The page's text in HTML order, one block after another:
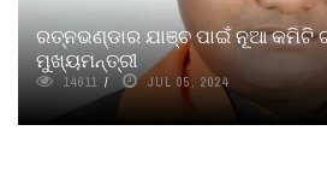
ରତ୍ନଭଣ୍ଡାର ଯାଞ୍ଚ ପାଇଁ ନୂଆ କମିଟି
ମୁଖ୍ୟମନ୍ତ୍ରୀ
14611 JUL 05, 2024